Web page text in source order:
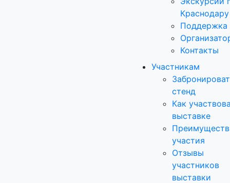
Краснодару
Поддержка
Контакты
Участникам
стенд
Как
выставке
участия
Отзывы
участников
выставки